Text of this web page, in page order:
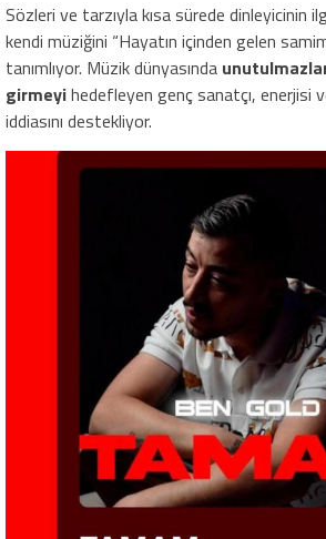
Sözleri ve tarzıyla kısa sürede dinleyicinin
kendi müziğini “Hayatın içinden gelen
tanımlıyor. Müzik dünyasında
girmeyihedefleyen genç sanatçı, enerjisi
iddiasını destekliyor.